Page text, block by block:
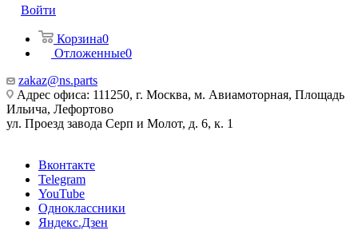
Войти
Корзина0
Отложенные0
zakaz@ns.parts
Адрес офиса: 111250, г. Москва, м. Авиамоторная, Площадь
Ильича, Лефортово
ул. Проезд завода Серп и Молот, д. 6, к. 1
Вконтакте
Telegram
YouTube
Одноклассники
Яндекс.Дзен